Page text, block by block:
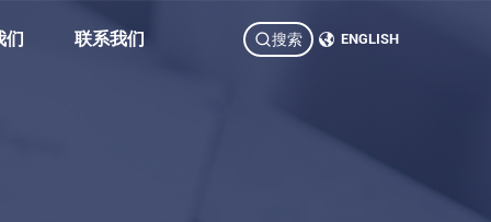
们 联系我们 搜索 ENGLISH